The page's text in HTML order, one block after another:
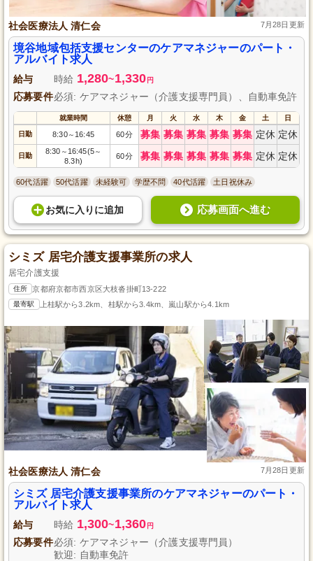
社会医療法人 清仁会 7月28日更新
境谷地域包括支援センターのケアマネジャーのパート・
アルバイト求人
給与 時給 1,280~1,330 円
応募要件必須: ケアマネジャー（介護支援専門員）、自動車免許
就業時間 休憩 月 火 水 木 金 土 日
日勤 8:30～ 16:45 60分 募集 募集 募集 募集 募集 定休 定休
日勤
8:30 ～ 16:45(5～
8.3h)
60分 募集 募集 募集 募集 募集 定休 定休
60代活躍 50代活躍 未経験可 学歴不問 40代活躍 土日祝休み
お気に入り に追加 応募画面へ進む
シミズ 居宅介護支援事業所の求人
居宅介護支援
住所 京都府京都市西京区大枝沓掛町13-222
最寄駅 上桂駅から3.2km、桂駅から3.4km、嵐山駅から4.1km
社会医療法人 清仁会 7月28日更新
シミズ 居宅介護支援事業所のケアマネジャーのパート・
アルバイト求人
給与 時給 1,300~1,360 円
応募要件必須: ケアマネジャー（介護支援専門員）
歓迎: 自動車免許